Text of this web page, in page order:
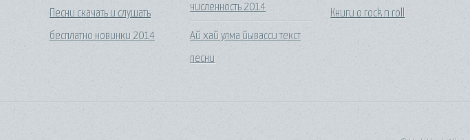
Песни скачать и слушать
бесплатно новинки 2014
численность 2014
Ай хай улма йывасси текст
песни
Книги о rock n roll